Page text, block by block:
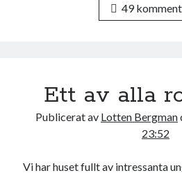
49
Ett av alla
Publicerat av Lotten Bergman
23:52
Vi har huset fullt av intressanta